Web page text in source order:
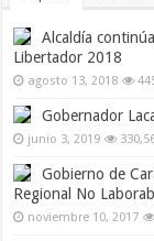
Alcaldía
Libertador 2018
agosto 13, 2018
Gobernador
junio 3, 2019
Gobierno de
Regional No
noviembre 10, 2017